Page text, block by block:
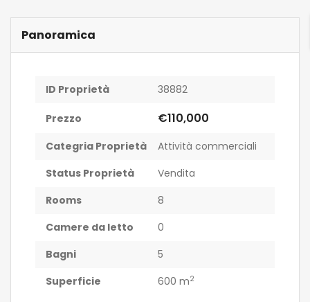
Panoramica
ID Proprietà 38882
Prezzo €110,000
Categria Proprietà
Attività commerciali
Status Proprietà
Vendita
Rooms
8
Camere da letto
0
Bagni
5
Superficie
600 m2